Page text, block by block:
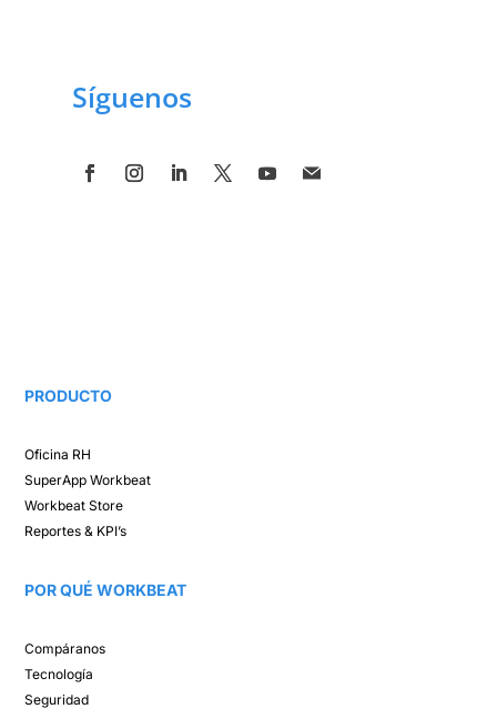
Síguenos
PRODUCTO
Oficina RH​
SuperAppWorkbeat
Workbeat Store​
Reportes & KPI’s​
POR QUÉ WORKBEAT​
Compáranos ​
Tecnología​
Seguridad